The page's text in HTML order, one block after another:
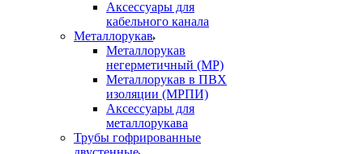
Аксессуары для
кабельного канала
Металлорукав
Металлорукав
негерметичный (МР)
Металлорукав в ПВХ
изоляции (МРПИ)
Аксессуары для
металлорукава
Трубы гофрированные